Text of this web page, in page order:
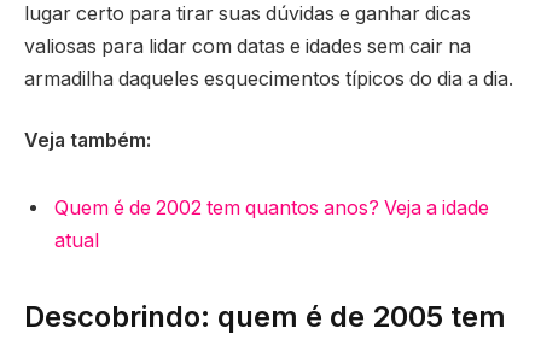
lugar certo para tirar suas dúvidas e ganhar dicas
valiosas para lidar com datas e idades sem cair na
armadilha daqueles esquecimentos típicos do dia a dia.
Veja também:
Quem é de 2002 tem quantos anos? Veja a idade
atual
Descobrindo: quem é de 2005 tem